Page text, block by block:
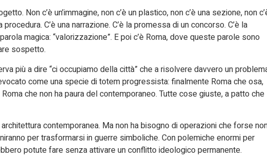
Non c’è un’immagine, non c’è un plastico, non c’è una sezione, non
C’è una narrazione. C’è la promessa di un concorso. C’è la
magica: “valorizzazione”. E poi c’è Roma, dove queste parole sono
sospetto.
più a dire “ci occupiamo della città” che a risolvere davvero un
come una specie di totem progressista: finalmente Roma che osa,
che non ha paura del contemporaneo. Tutte cose giuste, a patto che
contemporanea. Ma non ha bisogno di operazioni che forse
per trasformarsi in guerre simboliche. Con polemiche enormi per
potute fare senza attivare un conflitto ideologico permanente.